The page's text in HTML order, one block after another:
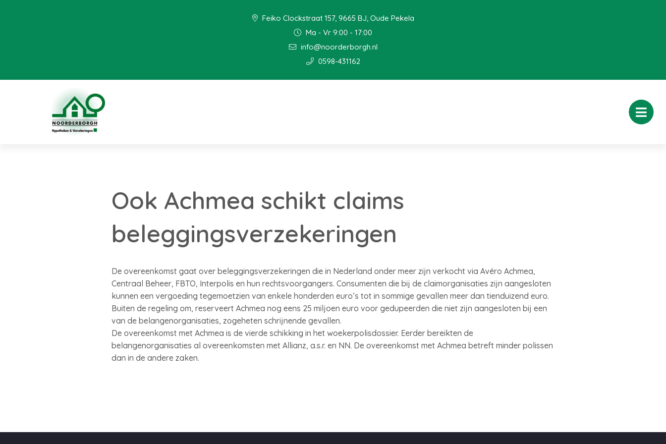
Feiko Clockstraat 157, 9665 BJ, Oude Pekela
Ma - Vr 9:00 - 17:00
info@noorderborgh.nl
0598-431162
Ook Achmea schikt claims
beleggingsverzekeringen
De overeenkomst gaat over beleggingsverzekeringen die in Nederland onder meer zijn verkocht via Avéro Achmea,
Centraal Beheer, FBTO, Interpolis en hun rechtsvoorgangers. Consumenten die bij de claimorganisaties zijn aangesloten
kunnen een vergoeding tegemoetzien van enkele honderden euro’s tot in sommige gevallen meer dan tienduizend euro.
Buiten de regeling om, reserveert Achmea nog eens 25 miljoen euro voor gedupeerden die niet zijn aangesloten bij een
van de belangenorganisaties, zogeheten schrijnende gevallen.
De overeenkomst met Achmea is de vierde schikking in het woekerpolisdossier. Eerder bereikten de
belangenorganisaties al overeenkomsten met Allianz, a.s.r. en NN. De overeenkomst met Achmea betreft minder polissen
dan in de andere zaken.